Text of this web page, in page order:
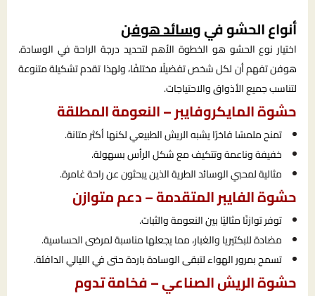
أنواع الحشو فيوسائد هوفن
اختيار نوع الحشو هو الخطوة الأهم لتحديد درجة الراحة في الوسادة.
هوفن تفهم أن لكل شخص تفضيلًا مختلفًا، ولهذا تقدم تشكيلة متنوعة
لتناسب جميع الأذواق والاحتياجات.
حشوة المايكروفايبر – النعومة المطلقة
تمنح ملمسًا فاخرًا يشبه الريش الطبيعي لكنها أكثر متانة.
خفيفة وناعمة وتتكيف مع شكل الرأس بسهولة.
مثالية لمحبي الوسائد الطرية الذين يبحثون عن راحة غامرة.
حشوة الفايبر المتقدمة – دعم متوازن
توفر توازنًا مثاليًا بين النعومة والثبات.
مضادة للبكتيريا والغبار، مما يجعلها مناسبة لمرضى الحساسية.
تسمح بمرور الهواء لتبقى الوسادة باردة حتى في الليالي الدافئة.
حشوة الريش الصناعي – فخامة تدوم